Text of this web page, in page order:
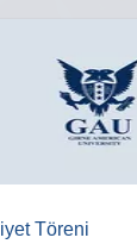
Töreni